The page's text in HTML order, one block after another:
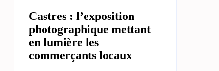
Castres : l’exposition
photographique mettant
en lumière les
commerçants locaux